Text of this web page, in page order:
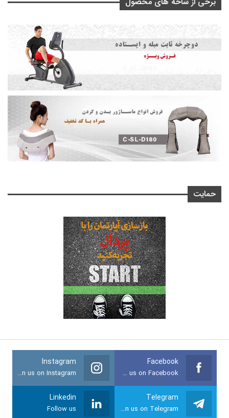
حمایت
Facebook
Join us on Facebook
Instagram
Join us on Instagram
Telegram
Join us on Telegram
Linkedin
Follow us